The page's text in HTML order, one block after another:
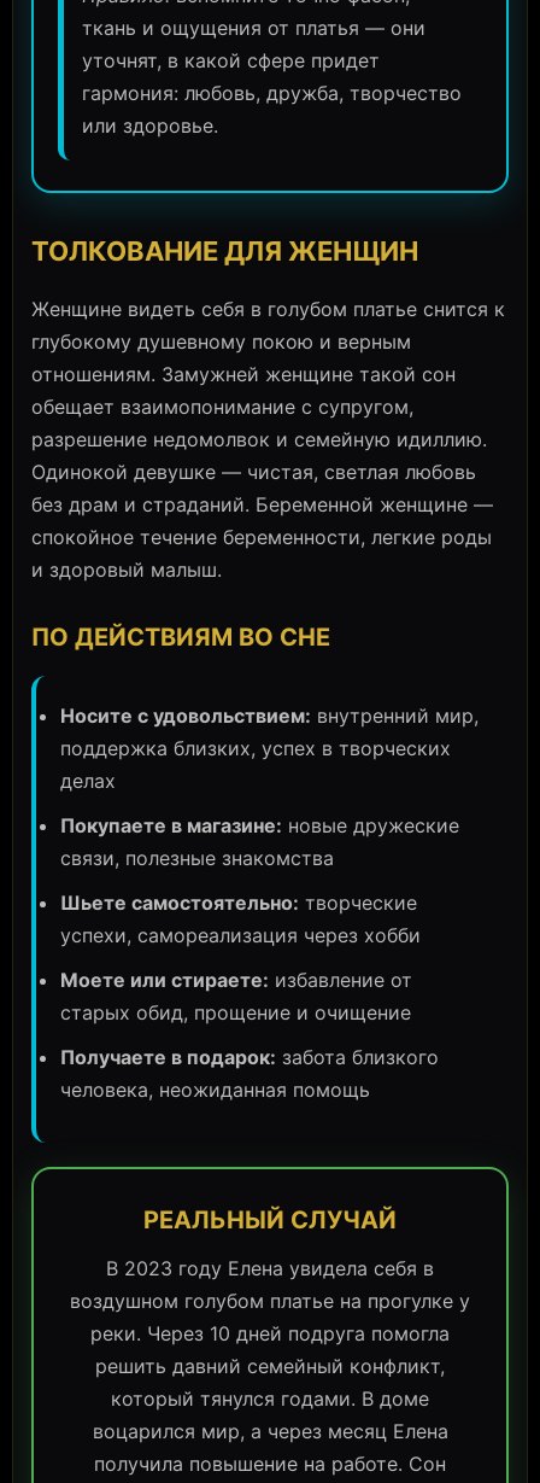
ткань и ощущения от платья — они
уточнят, в какой сфере придет
гармония: любовь, дружба, творчество
или здоровье.
ТОЛКОВАНИЕ ДЛЯ ЖЕНЩИН
Женщине видеть себя в голубом платье снится к
глубокому душевному покою и верным
отношениям. Замужней женщине такой сон
обещает взаимопонимание с супругом,
разрешение недомолвок и семейную идиллию.
Одинокой девушке — чистая, светлая любовь
без драм и страданий. Беременной женщине —
спокойное течение беременности, легкие роды
и здоровый малыш.
ПО ДЕЙСТВИЯМ ВО СНЕ
Носите с удовольствием: внутренний мир,
поддержка близких, успех в творческих
делах
Покупаете в магазине: новые дружеские
связи, полезные знакомства
Шьете самостоятельно: творческие
успехи, самореализация через хобби
Моете или стираете: избавление от
старых обид, прощение и очищение
Получаете в подарок: забота близкого
человека, неожиданная помощь
РЕАЛЬНЫЙ СЛУЧАЙ
В 2023 году Елена увидела себя в
воздушном голубом платье на прогулке у
реки. Через 10 дней подруга помогла
решить давний семейный конфликт,
который тянулся годами. В доме
воцарился мир, а через месяц Елена
получила повышение на работе. Сон